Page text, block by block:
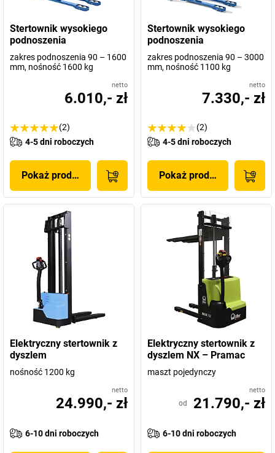
Stertownik wysokiego
podnoszenia
zakres podnoszenia 90 – 1600
mm, nośność 1600 kg
netto
6.010,- zł
(2)
4-5 dni roboczych
Pokaż produkt
Stertownik wysokiego
podnoszenia
zakres podnoszenia 90 – 3000
mm, nośność 1100 kg
netto
7.330,- zł
(2)
4-5 dni roboczych
Pokaż produkt
Elektryczny stertownik z
dyszlem
nośność 1200 kg
netto
24.990,- zł
6-10 dni roboczych
Elektryczny stertownik z
dyszlem NX – Pramac
maszt pojedynczy
netto
od 21.790,- zł
6-10 dni roboczych